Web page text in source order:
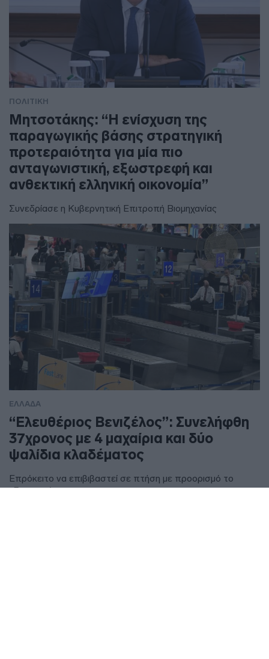
ΠΟΛΙΤΙΚΗ
Μητσοτάκης: “Η ενίσχυση της
παραγωγικής βάσης στρατηγική
προτεραιότητα για μία πιο
ανταγωνιστική, εξωστρεφή και
ανθεκτική ελληνική οικονομία”
Συνεδρίασε η Κυβερνητική Επιτροπή Βιομηχανίας
ΕΛΛΑΔΑ
“Ελευθέριος Βενιζέλος”: Συνελήφθη
37χρονος με 4 μαχαίρια και δύο
ψαλίδια κλαδέματος
Επρόκειτο να επιβιβαστεί σε πτήση με προορισμό το
εξωτερικό